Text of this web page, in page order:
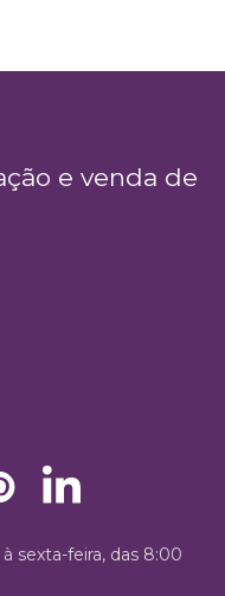
e venda de
sexta-feira, das 8:00